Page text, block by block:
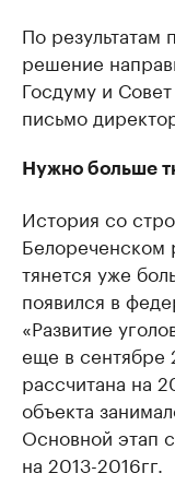
По результатам
решение
Госдуму и
письмо
Нужно больше
История со
Белореченском
тянется уже
появился в
«Развитие
еще в сентябре
рассчитана на
объекта
Основной этап
на 2013-2016гг.